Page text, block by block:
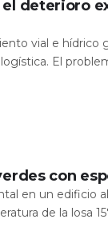
deterioro
vial e hídrico
El
con
en un edificio
de la losa